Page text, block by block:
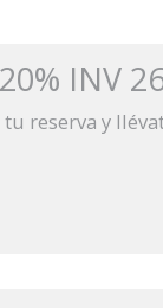
INV
reserva y